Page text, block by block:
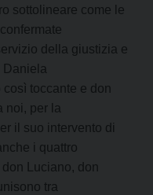
sottolineare come le
della giustizia e
toccante e don
noi, per la
il suo intervento di
i quattro
Luciano, don
tra